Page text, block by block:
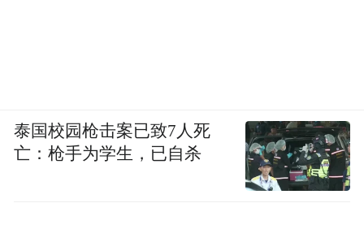
泰国校园枪击案已致7人死
亡：枪手为学生，已自杀